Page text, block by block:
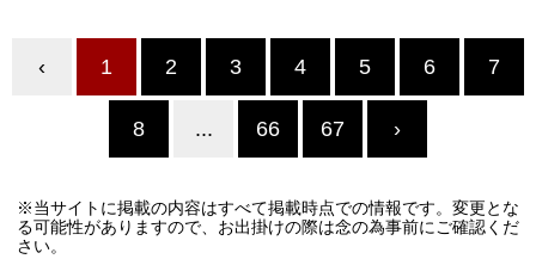
‹ 1 2 3 4 5 6 7
8 ... 66 67 ›
※当サイトに掲載の内容はすべて掲載時点での情報です。変更とな
る可能性がありますので、お出掛けの際は念の為事前にご確認くだ
さい。